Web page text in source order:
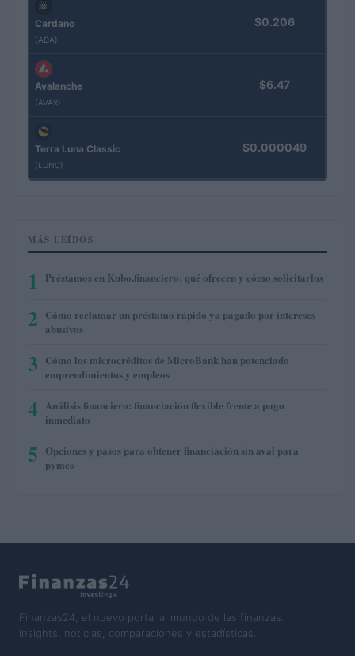
Cardano
(ADA)
$0.206
Avalanche
(AVAX)
$6.47
Terra Luna Classic
(LUNC)
$0.000049
MÁS LEÍDOS
1 Préstamos en Kubo.financiero: qué ofrecen y cómo solicitarlos
2 Cómo reclamar un préstamo rápido ya pagado por intereses
abusivos
3 Cómo los microcréditos de MicroBank han potenciado
emprendimientos y empleos
4 Análisis financiero: financiación flexible frente a pago
inmediato
5 Opciones y pasos para obtener financiación sin aval para
pymes
Finanzas24, el nuevo portal al mundo de las finanzas.
Insights, noticias, comparaciones y estadísticas.